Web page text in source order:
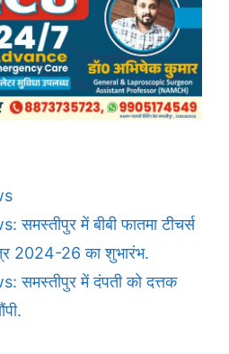
में बीबी फातमा टीचर्स
2024-26 का शुभारंभ.
समस्तीपुर में दंपती को दत्तक